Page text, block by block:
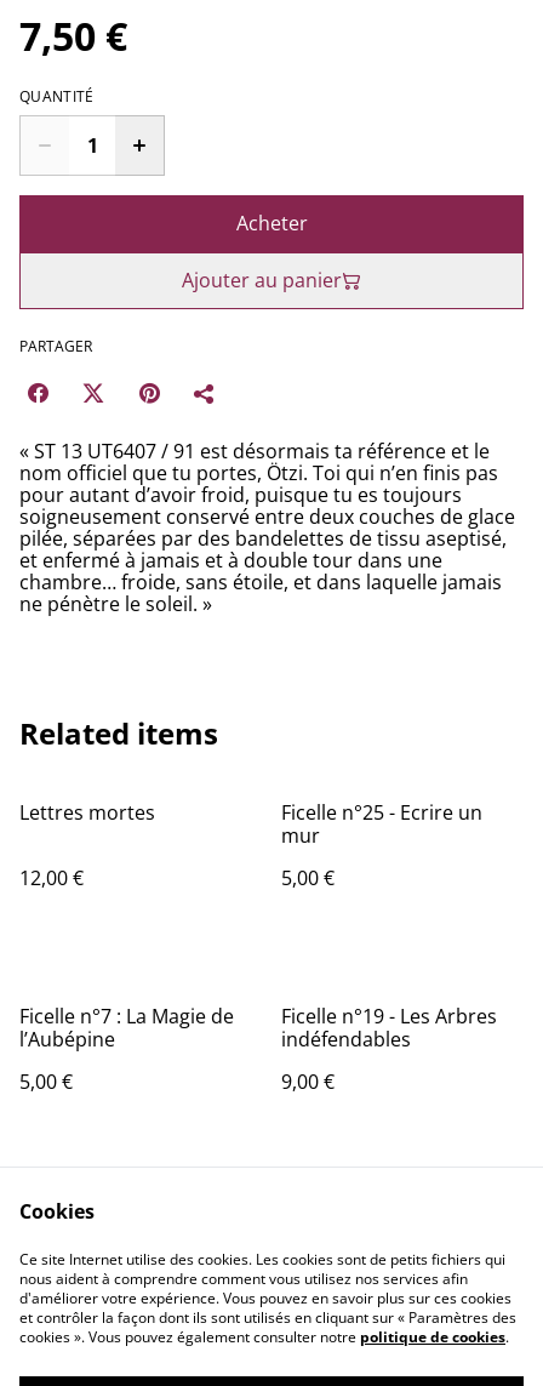
7,50 €
QUANTITÉ
Acheter
Ajouter au panier
PARTAGER
« ST 13 UT6407 / 91 est désormais ta référence et le
nom officiel que tu portes, Ötzi. Toi qui n’en finis pas
pour autant d’avoir froid, puisque tu es toujours
soigneusement conservé entre deux couches de glace
pilée, séparées par des bandelettes de tissu aseptisé,
et enfermé à jamais et à double tour dans une
chambre… froide, sans étoile, et dans laquelle jamais
ne pénètre le soleil. »
Related items
Lettres mortes
12,00 €
Ficelle n°25 - Ecrire un
mur
5,00 €
Ficelle n°7 : La Magie de
l’Aubépine
5,00 €
Ficelle n°19 - Les Arbres
indéfendables
9,00 €
Contact Us
Legal Terms
Privacy Policy
Cookie Policy
Cookies
Ce site Internet utilise des cookies. Les cookies sont de petits fichiers qui
nous aident à comprendre comment vous utilisez nos services afin
d'améliorer votre expérience. Vous pouvez en savoir plus sur ces cookies
et contrôler la façon dont ils sont utilisés en cliquant sur « Paramètres des
cookies ». Vous pouvez également consulter notre politique de cookies.